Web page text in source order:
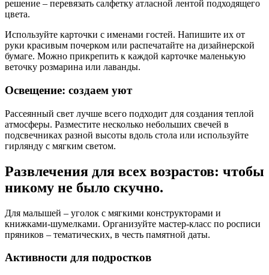
решение – перевязать салфетку атласной лентой подходящего
цвета.
Используйте карточки с именами гостей. Напишите их от
руки красивым почерком или распечатайте на дизайнерской
бумаге. Можно прикрепить к каждой карточке маленькую
веточку розмарина или лаванды.
Освещение: создаем уют
Рассеянный свет лучше всего подходит для создания теплой
атмосферы. Разместите несколько небольших свечей в
подсвечниках разной высоты вдоль стола или используйте
гирлянду с мягким светом.
Развлечения для всех возрастов: чтобы
никому не было скучно.
Для малышей – уголок с мягкими конструкторами и
книжками-шумелками. Организуйте мастер-класс по росписи
пряников – тематических, в честь памятной даты.
Активности для подростков